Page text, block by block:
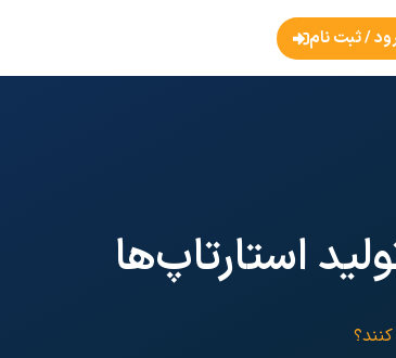
/ ثبت نام
استارتاپ‌ها